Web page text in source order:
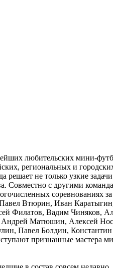
любительских мини-
региональных и
не только узкие
Совместно с другими
соревнованиях
Втюрин, Иван
Филатов, Вадим Чиняков,
Матюшин, Алексей
Павел Болдин,
признанные